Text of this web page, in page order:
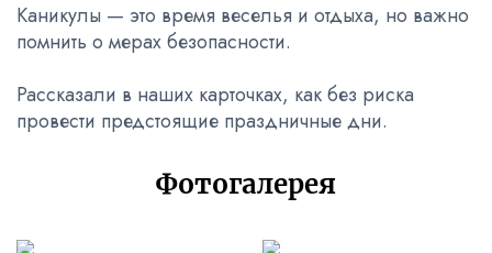
Каникулы — это время веселья и отдыха, но важно
помнить о мерах безопасности.
Рассказали в наших карточках, как без риска
провести предстоящие праздничные дни.
Фотогалерея